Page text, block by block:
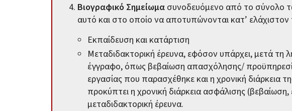
Βιογραφικό Σημείωμα συνοδευόμενο από το σύνολο
αυτό και στο οποίο να αποτυπώνονται κατ’
Εκπαίδευση και κατάρτιση
Μεταδιδακτορική έρευνα, εφόσον υπάρχει, μετά
έγγραφο, όπως βεβαίωση απασχόλησης/
εργασίας που παρασχέθηκε και η χρονική διάρκεια
προκύπτει η χρονική διάρκεια ασφάλισης
μεταδιδακτορική έρευνα.